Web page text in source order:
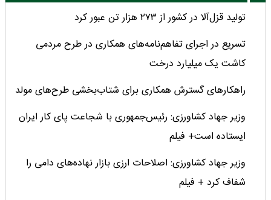
تولید قزل‌آلا در کشور از ۲۷۳ هزار تن عبور کرد
تسریع در اجرای تفاهم‌نامه‌های همکاری در طرح مردمی
کاشت یک میلیارد درخت
راهکارهای گسترش همکاری برای شتاب‌بخشی طرح‌های مولد
وزیر جهاد کشاورزی: رئیس‌جمهوری با شجاعت پای کار ایران
ایستاده است+ فیلم
وزیر جهاد کشاورزی: اصلاحات ارزی بازار نهاده‌های دامی را
شفاف کرد + فیلم